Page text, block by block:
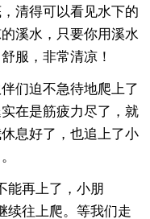
清得可以看见水下的
溪水，只要你用溪水
服，非常清凉！
们迫不急待地爬上了
在是筋疲力尽了，就
息好了，也追上了小
能再上了，小朋
续往上爬。等我们走